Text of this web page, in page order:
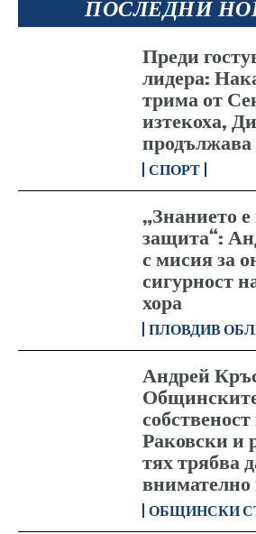
ПОСЛЕДНИ
Преди
лидера:
трима от
изтекоха,
продължава
СПОРТ
„Знанието
защита“:
с мисия за
сигурност
хора
ПЛОВДИВ
Андрей
Раковски и
тях трябва
внимателно
ОБЩИНСКИ